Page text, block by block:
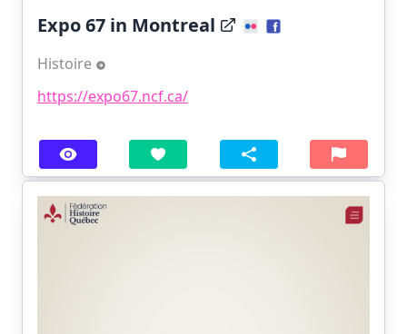
Expo 67 in Montreal
Histoire
https://expo67.ncf.ca/